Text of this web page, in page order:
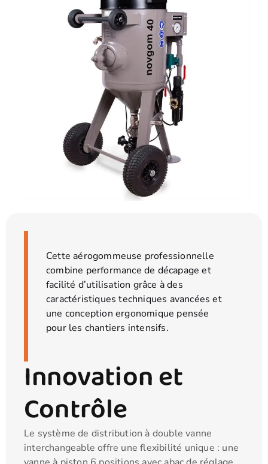
Cette aérogommeuse professionnelle
combine performance de décapage et
facilité d’utilisation grâce à des
caractéristiques techniques avancées et
une conception ergonomique pensée
pour les chantiers intensifs.
Innovation et
Contrôle
Le système de distribution à double vanne
interchangeable offre une flexibilité unique : une